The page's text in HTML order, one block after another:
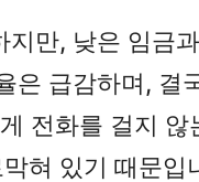
만, 낮은 임금
급감하며, 결
전화를 걸지
혀 있기 때문입